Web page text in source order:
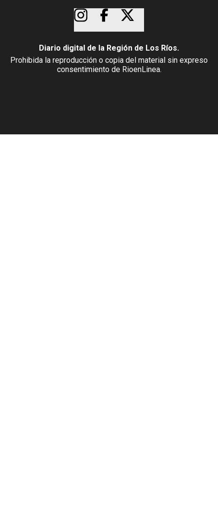
Diario digital de la Región de Los Ríos.
Prohibida la reproducción o copia del material sin expreso
consentimiento de RioenLinea.